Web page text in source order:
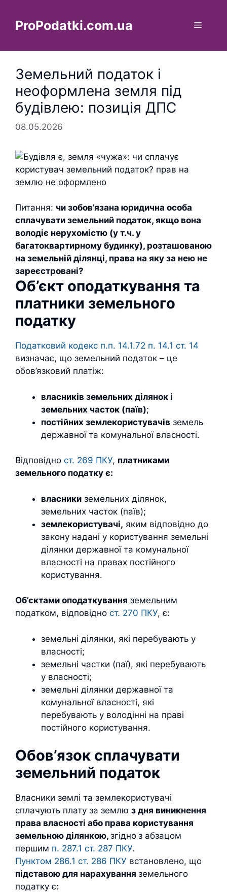
вмістуProPodatki.com.ua Меню
Земельний податок і
неоформлена земля під
будівлею: позиція ДПС
08.05.2026
Питання: чи зобов’язана юридична особа
сплачувати земельний податок, якщо вона
володіє нерухомістю (у т.ч. у
багатоквартирному будинку), розташованою
на земельній ділянці, права на яку за нею не
зареєстровані?
Об’єкт оподаткування та
платники земельного
податку
Податковий кодекс п.п. 14.1.72 п. 14.1 ст. 14
визначає, що земельний податок – це
обов’язковий платіж:
власників земельних ділянок і
земельних часток (паїв);
постійних землекористувачів земель
державної та комунальної власності.
Відповідно ст. 269 ПКУ, платниками
земельного податку є:
власники земельних ділянок,
земельних часток (паїв);
землекористувачі, яким відповідно до
закону надані у користування земельні
ділянки державної та комунальної
власності на правах постійного
користування.
Об’єктами оподаткування земельним
податком, відповідно ст. 270 ПКУ, є:
земельні ділянки, які перебувають у
власності;
земельні частки (паї), які перебувають
у власності;
земельні ділянки державної та
комунальної власності, які
перебувають у володінні на праві
постійного користування.
Обов’язок сплачувати
земельний податок
Власники землі та землекористувачі
сплачують плату за землю з дня виникнення
права власності або права користування
земельною ділянкою, згідно з абзацом
першим п. 287.1 ст. 287 ПКУ.
Пунктом 286.1 ст. 286 ПКУ встановлено, що
підставою для нарахування земельного
податку є: